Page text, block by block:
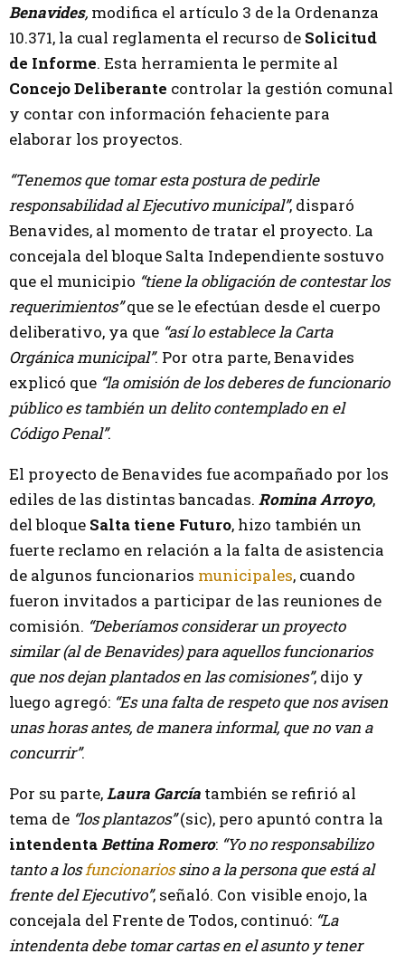
Benavides, modifica el artículo 3 de la Ordenanza
10.371, la cual reglamenta el recurso de Solicitud
de Informe. Esta herramienta le permite al
Concejo Deliberante controlar la gestión comunal
y contar con información fehaciente para
elaborar los proyectos.
“Tenemos que tomar esta postura de pedirle
responsabilidad al Ejecutivo municipal”, disparó
Benavides, al momento de tratar el proyecto. La
concejala del bloque Salta Independiente sostuvo
que el municipio “tiene la obligación de contestar los
requerimientos”que se le efectúan desde el cuerpo
deliberativo, ya que “así lo establece la Carta
Orgánica municipal”. Por otra parte, Benavides
explicó que “la omisión de los deberes de funcionario
público es también un delito contemplado en el
Código Penal”.
El proyecto de Benavides fue acompañado por los
ediles de las distintas bancadas. Romina Arroyo,
del bloque Salta tiene Futuro, hizo también un
fuerte reclamo en relación a la falta de asistencia
de algunos funcionarios municipales, cuando
fueron invitados a participar de las reuniones de
comisión. “Deberíamos considerar un proyecto
similar (al de Benavides) para aquellos funcionarios
que nos dejan plantados en las comisiones”, dijo y
luego agregó: “Es una falta de respeto que nos avisen
unas horas antes, de manera informal, que no van a
concurrir”.
Por su parte,Laura García también se refirió al
tema de “los plantazos”(sic), pero apuntó contra la
intendentaBettina Romero: “Yo no responsabilizo
tanto a losfuncionariossino a la persona que está al
frente del Ejecutivo”, señaló. Con visible enojo, la
concejala del Frente de Todos, continuó: “La
intendenta debe tomar cartas en el asunto y tener